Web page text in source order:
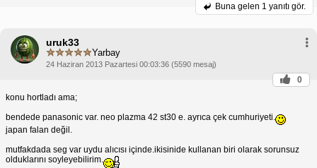
Buna gelen 1 yanıtı gör.
uruk33
Yarbay
24 Haziran 2013 Pazartesi 00:03:36 (5590 mesaj)
0
konu hortladı ama;
bendede panasonic var. neo plazma 42 st30 e. ayrıca çek cumhuriyeti.
japan falan değil.
mutfakdada seg var uydu alıcısı içinde.ikisinide kullanan biri olarak sorunsuz
olduklarını soyleyebilirim.